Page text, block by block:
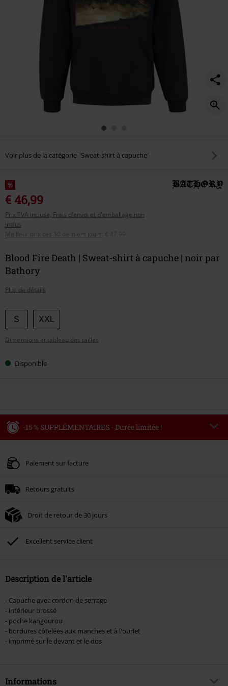
Voir plus de la catégorie "Sweat-shirt à capuche"
%
€ 46,99
Prix TVA incluse, Frais d'envoi et d'emballage non
inclus
Meilleur prix ces 30 derniers jours
€ 47,99
Blood Fire Death | Sweat-shirt à capuche | noir par
Bathory
Plus de détails
Choisissez
votre
taille
S XXL
Dimensions et tableau des tailles
Disponible
-15 % SUPPLÉMENTAIRES - Durée limitée !
Valable jusqu'au 09/08/2026
Une fois le code saisi, la réduction sera automatiquement déduite à la fin de
Non cumulable avec dautres promotions. Non valable sur : les livres, les
Broilers, Die Ärzte, Die Toten Hosen, Metality, les bons d'achat et les articles
incluant un don.
Paiement sur facture
Retours gratuits
Droit de retour de 30 jours
Excellent service client
Description de l'article
- Capuche avec cordon de serrage
- intérieur brossé
- poche kangourou
- bordures côtelées aux manches et à l'ourlet
- imprimé sur le devant et le dos
Informations